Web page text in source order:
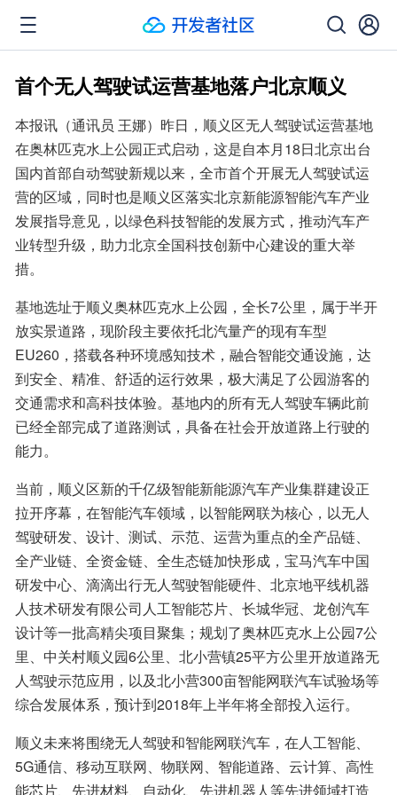
首个无人驾驶试运营基地落户北京顺义
本报讯（通讯员 王娜）昨日，顺义区无人驾驶试运营基地
在奥林匹克水上公园正式启动，这是自本月18日北京出台
国内首部自动驾驶新规以来，全市首个开展无人驾驶试运
营的区域，同时也是顺义区落实北京新能源智能汽车产业
发展指导意见，以绿色科技智能的发展方式，推动汽车产
业转型升级，助力北京全国科技创新中心建设的重大举
措。
基地选址于顺义奥林匹克水上公园，全长7公里，属于半开
放实景道路，现阶段主要依托北汽量产的现有车型
EU260，搭载各种环境感知技术，融合智能交通设施，达
到安全、精准、舒适的运行效果，极大满足了公园游客的
交通需求和高科技体验。基地内的所有无人驾驶车辆此前
已经全部完成了道路测试，具备在社会开放道路上行驶的
能力。
当前，顺义区新的千亿级智能新能源汽车产业集群建设正
拉开序幕，在智能汽车领域，以智能网联为核心，以无人
驾驶研发、设计、测试、示范、运营为重点的全产品链、
全产业链、全资金链、全生态链加快形成，宝马汽车中国
研发中心、滴滴出行无人驾驶智能硬件、北京地平线机器
人技术研发有限公司人工智能芯片、长城华冠、龙创汽车
设计等一批高精尖项目聚集；规划了奥林匹克水上公园7公
里、中关村顺义园6公里、北小营镇25平方公里开放道路无
人驾驶示范应用，以及北小营300亩智能网联汽车试验场等
综合发展体系，预计到2018年上半年将全部投入运行。
顺义未来将围绕无人驾驶和智能网联汽车，在人工智能、
5G通信、移动互联网、物联网、智能道路、云计算、高性
能芯片、先进材料、自动化、先进机器人等先进领域打造